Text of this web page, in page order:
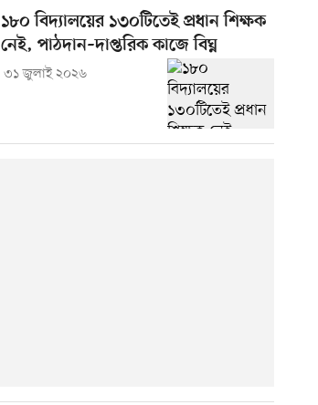
১৮০ বিদ্যালয়ের ১৩০টিতেই প্রধান শিক্ষক
নেই, পাঠদান–দাপ্তরিক কাজে বিঘ্ন
৩১ জুলাই ২০২৬